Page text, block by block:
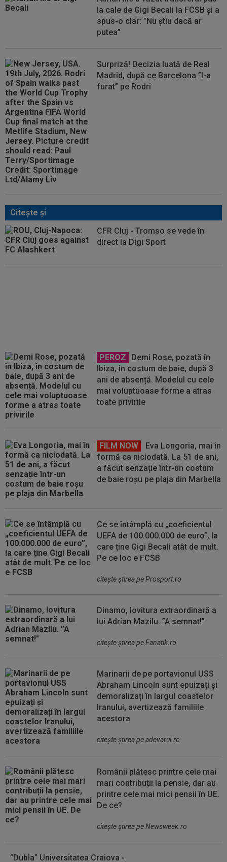
la cale de Gigi Becali la FCSB și a
spus-o clar: ”Nu știu dacă ar
putea”
Surpriză! Decizia luată de Real
Madrid, după ce Barcelona ”l-a
furat” pe Rodri
Citeşte şi
CFR Cluj - Tromso se vede în
direct la Digi Sport
PEROZ
Demi Rose, pozată în
Ibiza, în costum de baie, după 3
ani de absență. Modelul cu cele
mai voluptuoase forme a atras
toate privirile
FILM NOW
Eva Longoria, mai în
formă ca niciodată. La 51 de ani,
a făcut senzație într-un costum
de baie roșu pe plaja din Marbella
Ce se întâmplă cu „coeficientul
UEFA de 100.000.000 de euro”, la
care ține Gigi Becali atât de mult.
Pe ce loc e FCSB
citeşte ştirea pe Prosport.ro
Dinamo, lovitura extraordinară a
lui Adrian Mazilu. ”A semnat!"
citeşte ştirea pe Fanatik.ro
Marinarii de pe portavionul USS
Abraham Lincoln sunt epuizați și
demoralizați în largul coastelor
Iranului, avertizează familiile
acestora
citeşte ştirea pe adevarul.ro
Românii plătesc printre cele mai
mari contribuții la pensie, dar au
printre cele mai mici pensii în UE.
De ce?
citeşte ştirea pe Newsweek.ro
”Dubla” Universitatea Craiova -